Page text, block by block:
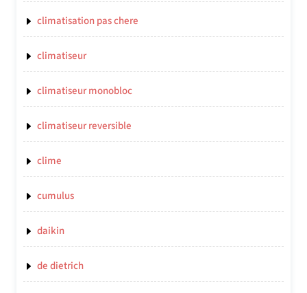
climatisation pas chere
climatiseur
climatiseur monobloc
climatiseur reversible
clime
cumulus
daikin
de dietrich